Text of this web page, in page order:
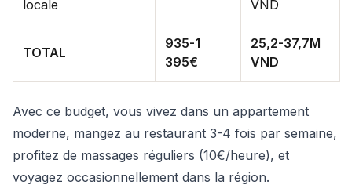
locale VND
TOTAL
935-1
395€
25,2-37,7M
VND
Avec ce budget, vous vivez dans un appartement
moderne, mangez au restaurant 3-4 fois par semaine,
profitez de massages réguliers (10€/heure), et
voyagez occasionnellement dans la région.